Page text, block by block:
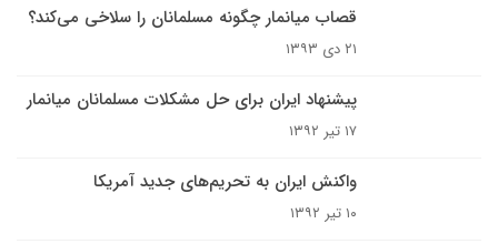
قصاب میانمار چگونه مسلمانان را سلاخی می‌کند؟
۲۱ دی ۱۳۹۳
پیشنهاد ایران برای حل مشکلات مسلمانان میانمار
۱۷ تیر ۱۳۹۲
واکنش ایران به تحریم‌های جدید آمریکا
۱۰ تیر ۱۳۹۲